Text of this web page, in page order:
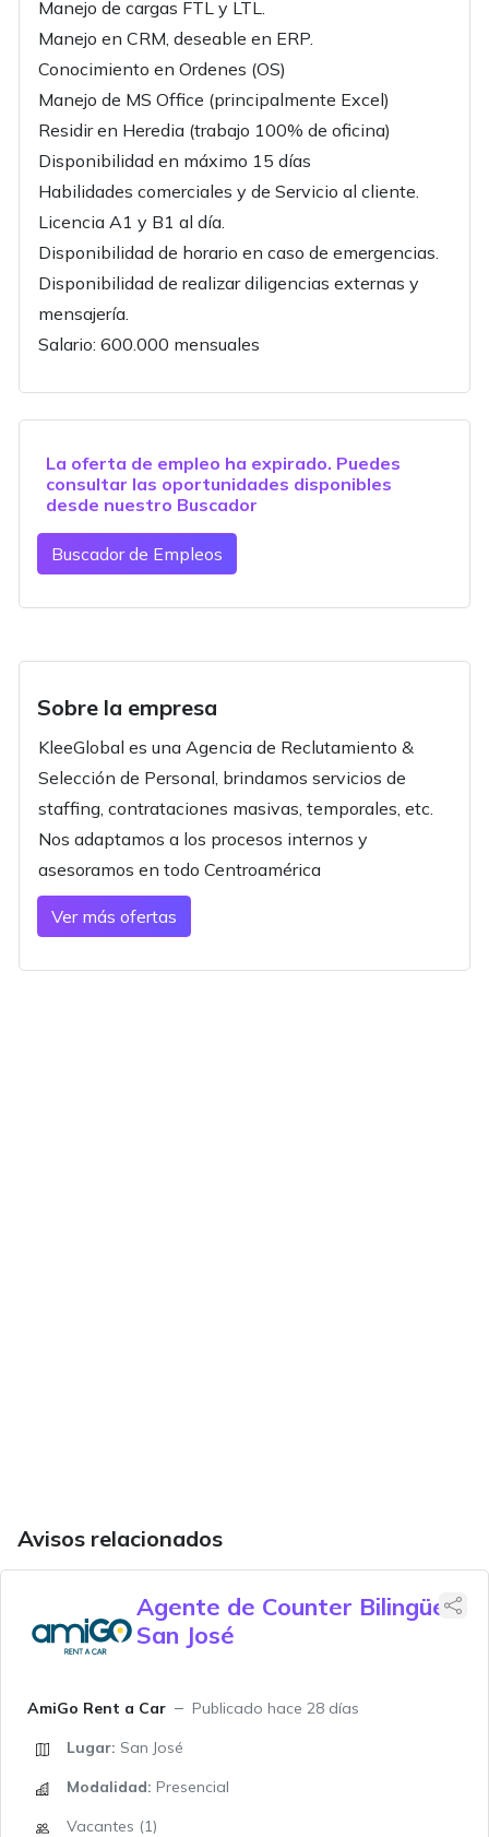
Manejo de cargas FTL y LTL.
Manejo en CRM, deseable en ERP.
Conocimiento en Ordenes (OS)
Manejo de MS Office (principalmente Excel)
Residir en Heredia (trabajo 100% de oficina)
Disponibilidad en máximo 15 días
Habilidades comerciales y de Servicio al cliente.
Licencia A1 y B1 al día.
Disponibilidad de horario en caso de emergencias.
Disponibilidad de realizar diligencias externas y
mensajería.
Salario: 600.000 mensuales
La oferta de empleo ha expirado. Puedes
consultar las oportunidades disponibles
desde nuestro Buscador
Buscador de Empleos
Sobre la empresa
KleeGlobal es una Agencia de Reclutamiento &
Selección de Personal, brindamos servicios de
staffing, contrataciones masivas, temporales, etc.
Nos adaptamos a los procesos internos y
asesoramos en todo Centroamérica
Ver más ofertas
Avisos relacionados
Agente de Counter Bilingüe
San José
AmiGo Rent a Car
Publicado hace 28 días
Lugar: San José
Modalidad: Presencial
Vacantes (1)